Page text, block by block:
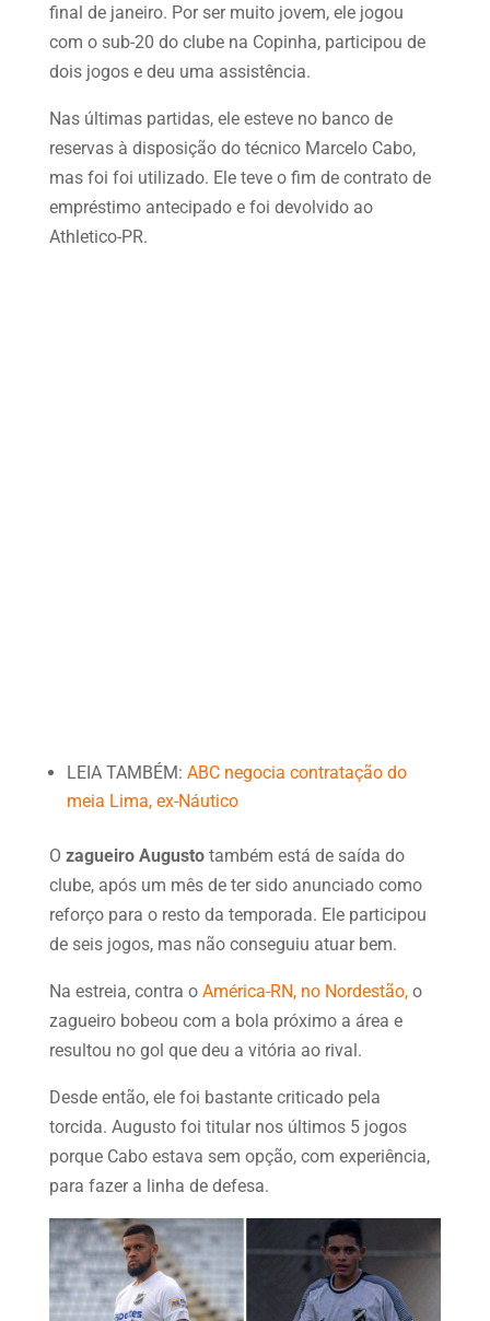
final de janeiro. Por ser muito jovem, ele jogou
com o sub-20 do clube na Copinha, participou de
dois jogos e deu uma assistência.
Nas últimas partidas, ele esteve no banco de
reservas à disposição do técnico Marcelo Cabo,
mas foi foi utilizado. Ele teve o fim de contrato de
empréstimo antecipado e foi devolvido ao
Athletico-PR.
LEIA TAMBÉM: ABC negocia contratação do
meia Lima, ex-Náutico
O zagueiro Augustotambém está de saída do
clube, após um mês de ter sido anunciado como
reforço para o resto da temporada. Ele participou
de seis jogos, mas não conseguiu atuar bem.
Na estreia, contra o América-RN, no Nordestão,o
zagueiro bobeou com a bola próximo a área e
resultou no gol que deu a vitória ao rival.
Desde então, ele foi bastante criticado pela
torcida. Augusto foi titular nos últimos 5 jogos
porque Cabo estava sem opção, com experiência,
para fazer a linha de defesa.